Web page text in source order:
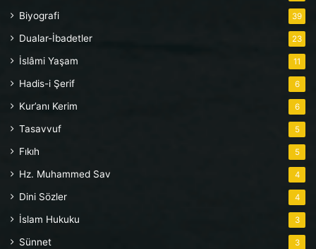
Biyografi 39
Dualar-İbadetler 23
İslâmi Yaşam 11
Hadis-i Şerif 6
Kur’anı Kerim 6
Tasavvuf 5
Fıkıh 5
Hz. Muhammed Sav 4
Dini Sözler 4
İslam Hukuku 3
Sünnet 3